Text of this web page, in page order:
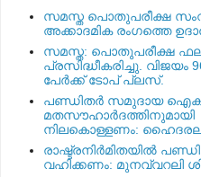
സമസ്ത പൊതുപരീക്ഷ
അക്കാദമിക രംഗത്തെ
സമസ്ത: പൊതുപരീക്ഷ
പ്രസിദ്ധീകരിച്ചു. വിജയം
പേര്‍ക്ക് ടോപ് പ്ലസ്.
പണ്ഡിതര്‍ സമുദായ
മതസൗഹാര്‍ദത്തിനുമായി
നിലകൊള്ളണം:
രാഷ്ട്രനിര്‍മിതയില്‍
വഹിക്കണം: മുനവ്വറലി